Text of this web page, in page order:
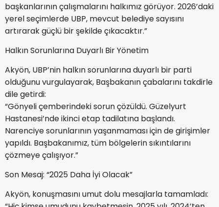
başkanlarının çalışmalarını halkımız görüyor. 2026’daki
yerel seçimlerde UBP, mevcut belediye sayısını
artırarak güçlü bir şekilde çıkacaktır.”
Halkın Sorunlarına Duyarlı Bir Yönetim
Akyön, UBP’nin halkın sorunlarına duyarlı bir parti
olduğunu vurgulayarak, Başbakanın çabalarını takdirle
dile getirdi:
“Gönyeli çemberindeki sorun çözüldü. Güzelyurt
Hastanesi’nde ikinci etap tadilatına başlandı.
Narenciye sorunlarının yaşanmaması için de girişimler
yapıldı. Başbakanımız, tüm bölgelerin sıkıntılarını
çözmeye çalışıyor.”
Son Mesaj: “2025 Daha İyi Olacak”
Akyön, konuşmasını umut dolu mesajlarla tamamladı: